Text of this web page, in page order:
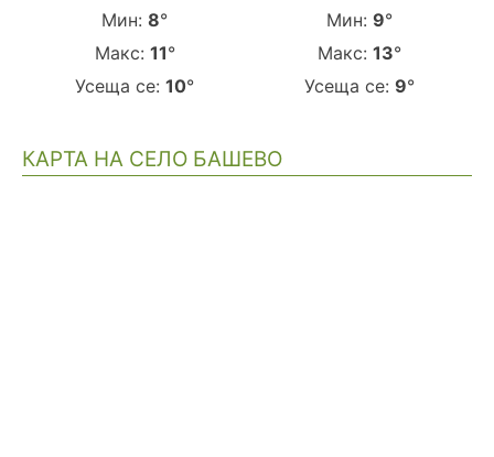
Мин: 8°
Макс: 11°
Усеща се: 10°
Мин: 9°
Макс: 13°
Усеща се: 9°
КАРТА НА СЕЛО БАШЕВО